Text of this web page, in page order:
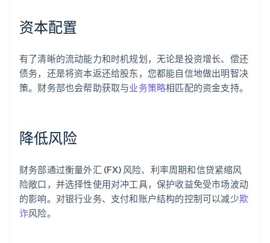
资本配置
有了清晰的流动能力和时机规划，无论是投资增长、偿还
债务，还是将资本返还给股东，您都能自信地做出明智决
策。财务部也会帮助获取与业务策略相匹配的资金支持。
降低风险
财务部通过衡量外汇 (FX) 风险、利率周期和信贷紧缩风
险敞口，并选择性使用对冲工具，保护收益免受市场波动
的影响。对银行业务、支付和账户结构的控制可以减少欺
诈风险。